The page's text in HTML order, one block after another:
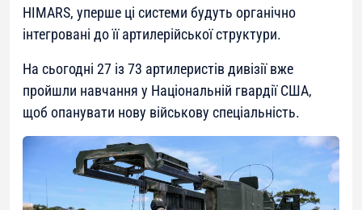
HIMАRS, уперше ці системи будуть органічно
інтегровані до її артилерійської структури.
На сьогодні 27 із 73 артилеристів дивізії вже
пройшли навчання у Національній гвардії США,
щоб опанувати нову військову спеціальність.